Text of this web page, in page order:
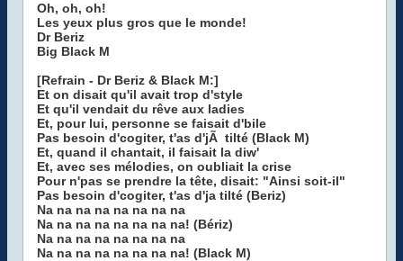
Oh, oh, oh!
Les yeux plus gros que le monde!
Dr Beriz
Big Black M
[Refrain - Dr Beriz & Black M:]
Et on disait qu'il avait trop d'style
Et qu'il vendait du rêve aux ladies
Et, pour lui, personne se faisait d'bile
Pas besoin d'cogiter, t'as d'jÃ tilté (Black M)
Et, quand il chantait, il faisait la diw'
Et, avec ses mélodies, on oubliait la crise
Pour n'pas se prendre la tête, disait: "Ainsi soit-il"
Pas besoin d'cogiter, t'as d'ja tilté (Beriz)
Na na na na na na na na
Na na na na na na na na! (Bériz)
Na na na na na na na na
Na na na na na na na na! (Black M)